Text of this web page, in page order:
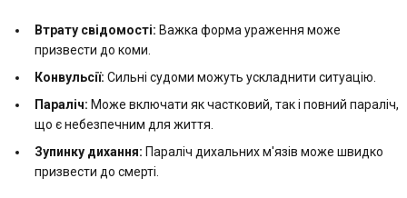
Втрату свідомості: Важка форма ураження може
призвести до коми.
Конвульсії: Сильні судоми можуть ускладнити ситуацію.
Параліч: Може включати як частковий, так і повний параліч,
що є небезпечним для життя.
Зупинку дихання: Параліч дихальних м'язів може швидко
призвести до смерті.